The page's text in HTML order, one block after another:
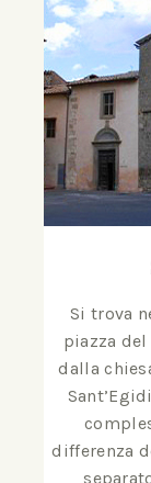
Si trova
piazza
dalla
differenza